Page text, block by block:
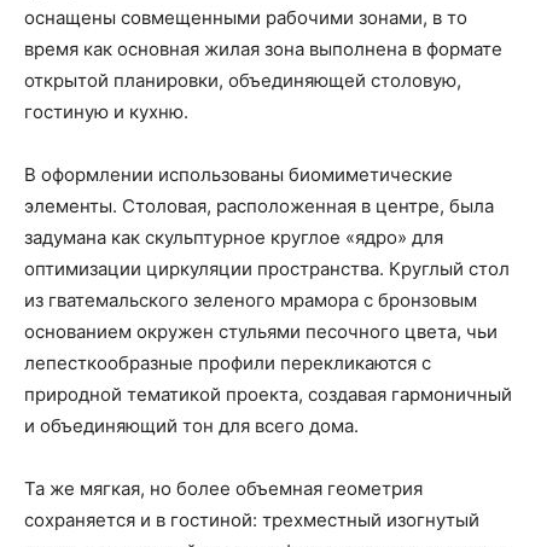
оснащены совмещенными рабочими зонами, в то
время как основная жилая зона выполнена в формате
открытой планировки, объединяющей столовую,
гостиную и кухню.
В оформлении использованы биомиметические
элементы. Столовая, расположенная в центре, была
задумана как скульптурное круглое «ядро» для
оптимизации циркуляции пространства. Круглый стол
из гватемальского зеленого мрамора с бронзовым
основанием окружен стульями песочного цвета, чьи
лепесткообразные профили перекликаются с
природной тематикой проекта, создавая гармоничный
и объединяющий тон для всего дома.
Та же мягкая, но более объемная геометрия
сохраняется и в гостиной: трехместный изогнутый